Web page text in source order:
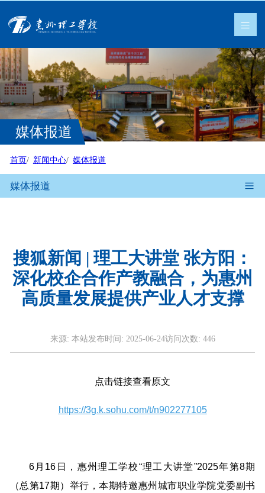
媒体报道
首页 新闻中心 媒体报道
媒体报道
搜狐新闻 | 理工大讲堂 张方阳：
深化校企合作产教融合，为惠州
高质量发展提供产业人才支撑
来源: 本站发布时间: 2025-06-24访问次数: 446
点击链接查看原文
https://3g.k.sohu.com/t/n902277105
6月16日，惠州理工学校“理工大讲堂”2025年第8期
（总第17期）举行，本期特邀惠州城市职业学院党委副书